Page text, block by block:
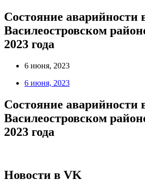
Состояние аварийности
Василеостровском
2023 года
6 июня, 2023
6 июня, 2023
Состояние аварийности
Василеостровском
2023 года
Новости в VK